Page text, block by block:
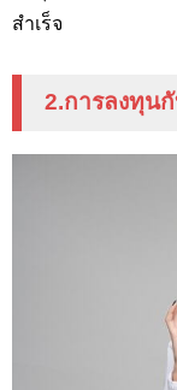
สำเร็จ
2.การลงทุน